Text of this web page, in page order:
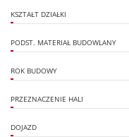
KSZTAŁT DZIAŁKI
PODST. MATERIAŁ BUDOWLANY
ROK BUDOWY
PRZEZNACZENIE HALI
DOJAZD